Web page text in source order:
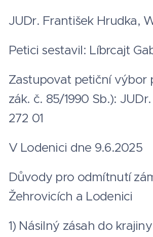
JUDr. František Hrudka,
Petici sestavil: Líbrcajt
Zastupovat petiční výbor
zák. č. 85/1990 Sb.):
272 01
V Lodenici dne 9.6.2025
Důvody pro odmítnutí
Žehrovicích a Lodenici
1) Násilný zásah do